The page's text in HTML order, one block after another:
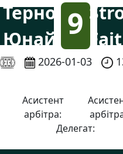
Тернопіль
Юнайтед
9
:
2026-01-03
Асистент
арбітра:
Делегат: